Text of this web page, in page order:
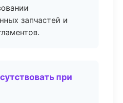
запчастей и
при